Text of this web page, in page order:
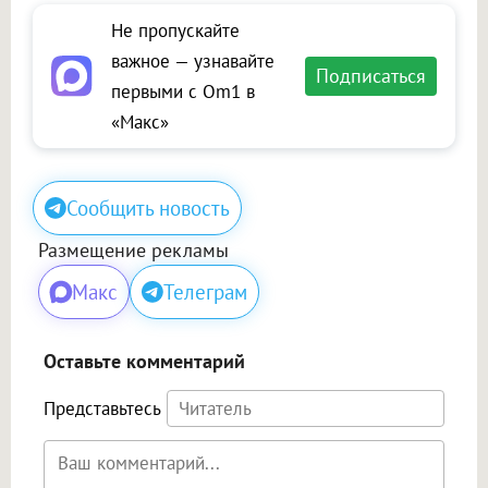
Не пропускайте
важное — узнавайте
первыми с Om1 в
«Макс»
Подписаться
Сообщить новость
Размещение рекламы
Макс Телеграм
Оставьте комментарий
Представьтесь